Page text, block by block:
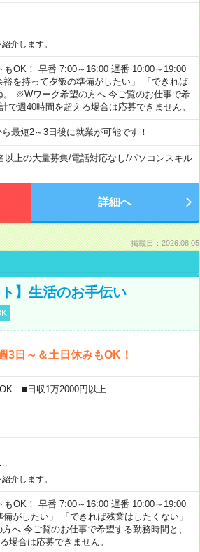
介します。
OK！ 早番 7:00～16:00 遅番 10:00～19:00
を持って夕飯の準備がしたい」 「できれば
※Wワーク希望の方へ 今ご覧のお仕事で希
週40時間を超える場合は応募できません。
最短2～3日後に就業が可能です！
以上の大量募集/電話対応なし/パソコンスキル
詳細へ
掲載日：2026.08.05
】生活のお手伝い
日～＆土日休みもOK！
■日収1万2000円以上
介します。
OK！ 早番 7:00～16:00 遅番 10:00～19:00
がしたい」 「できれば残業はしたくない」
へ 今ご覧のお仕事で希望する勤務時間と、
場合は応募できません。